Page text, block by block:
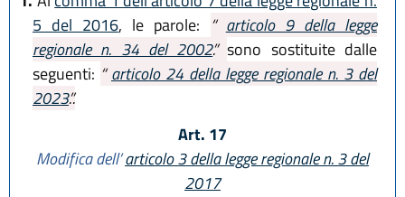
5 del 2016, le parole: “ articolo 9 della legge
regionale n. 34 del 2002.”sono sostituite dalle
seguenti: “articolo 24 della legge regionale n. 3 del
2023.”.
Art. 17
Modifica dell’articolo 3 della legge regionale n. 3 del
2017